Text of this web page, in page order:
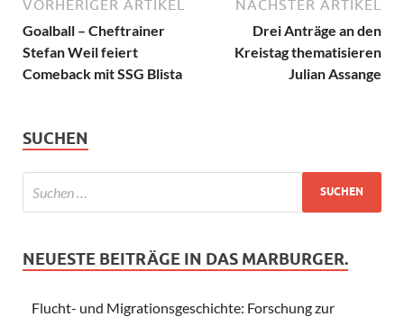
VORHERIGER ARTIKEL
Goalball – Cheftrainer
Stefan Weil feiert
Comeback mit SSG Blista
NÄCHSTER ARTIKEL
Drei Anträge an den
Kreistag thematisieren
Julian Assange
SUCHEN
NEUESTE BEITRÄGE IN DAS MARBURGER.
Flucht- und Migrationsgeschichte: Forschung zur